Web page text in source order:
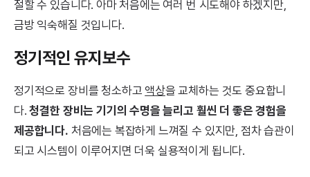
절할 수 있습니다. 아마 처음에는 여러 번 시도해야 하겠지만,
금방 익숙해질 것입니다.
정기적인 유지보수
정기적으로 장비를 청소하고 액상을 교체하는 것도 중요합니
다.청결한 장비는 기기의 수명을 늘리고 훨씬 더 좋은 경험을
제공합니다. 처음에는 복잡하게 느껴질 수 있지만, 점차 습관이
되고 시스템이 이루어지면 더욱 실용적이게 됩니다.